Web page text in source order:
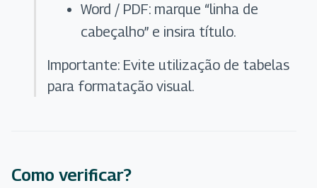
Word / PDF: marque “linha de
cabeçalho” e insira título.
Importante: Evite utilização de tabelas
para formatação visual.
Como verificar?